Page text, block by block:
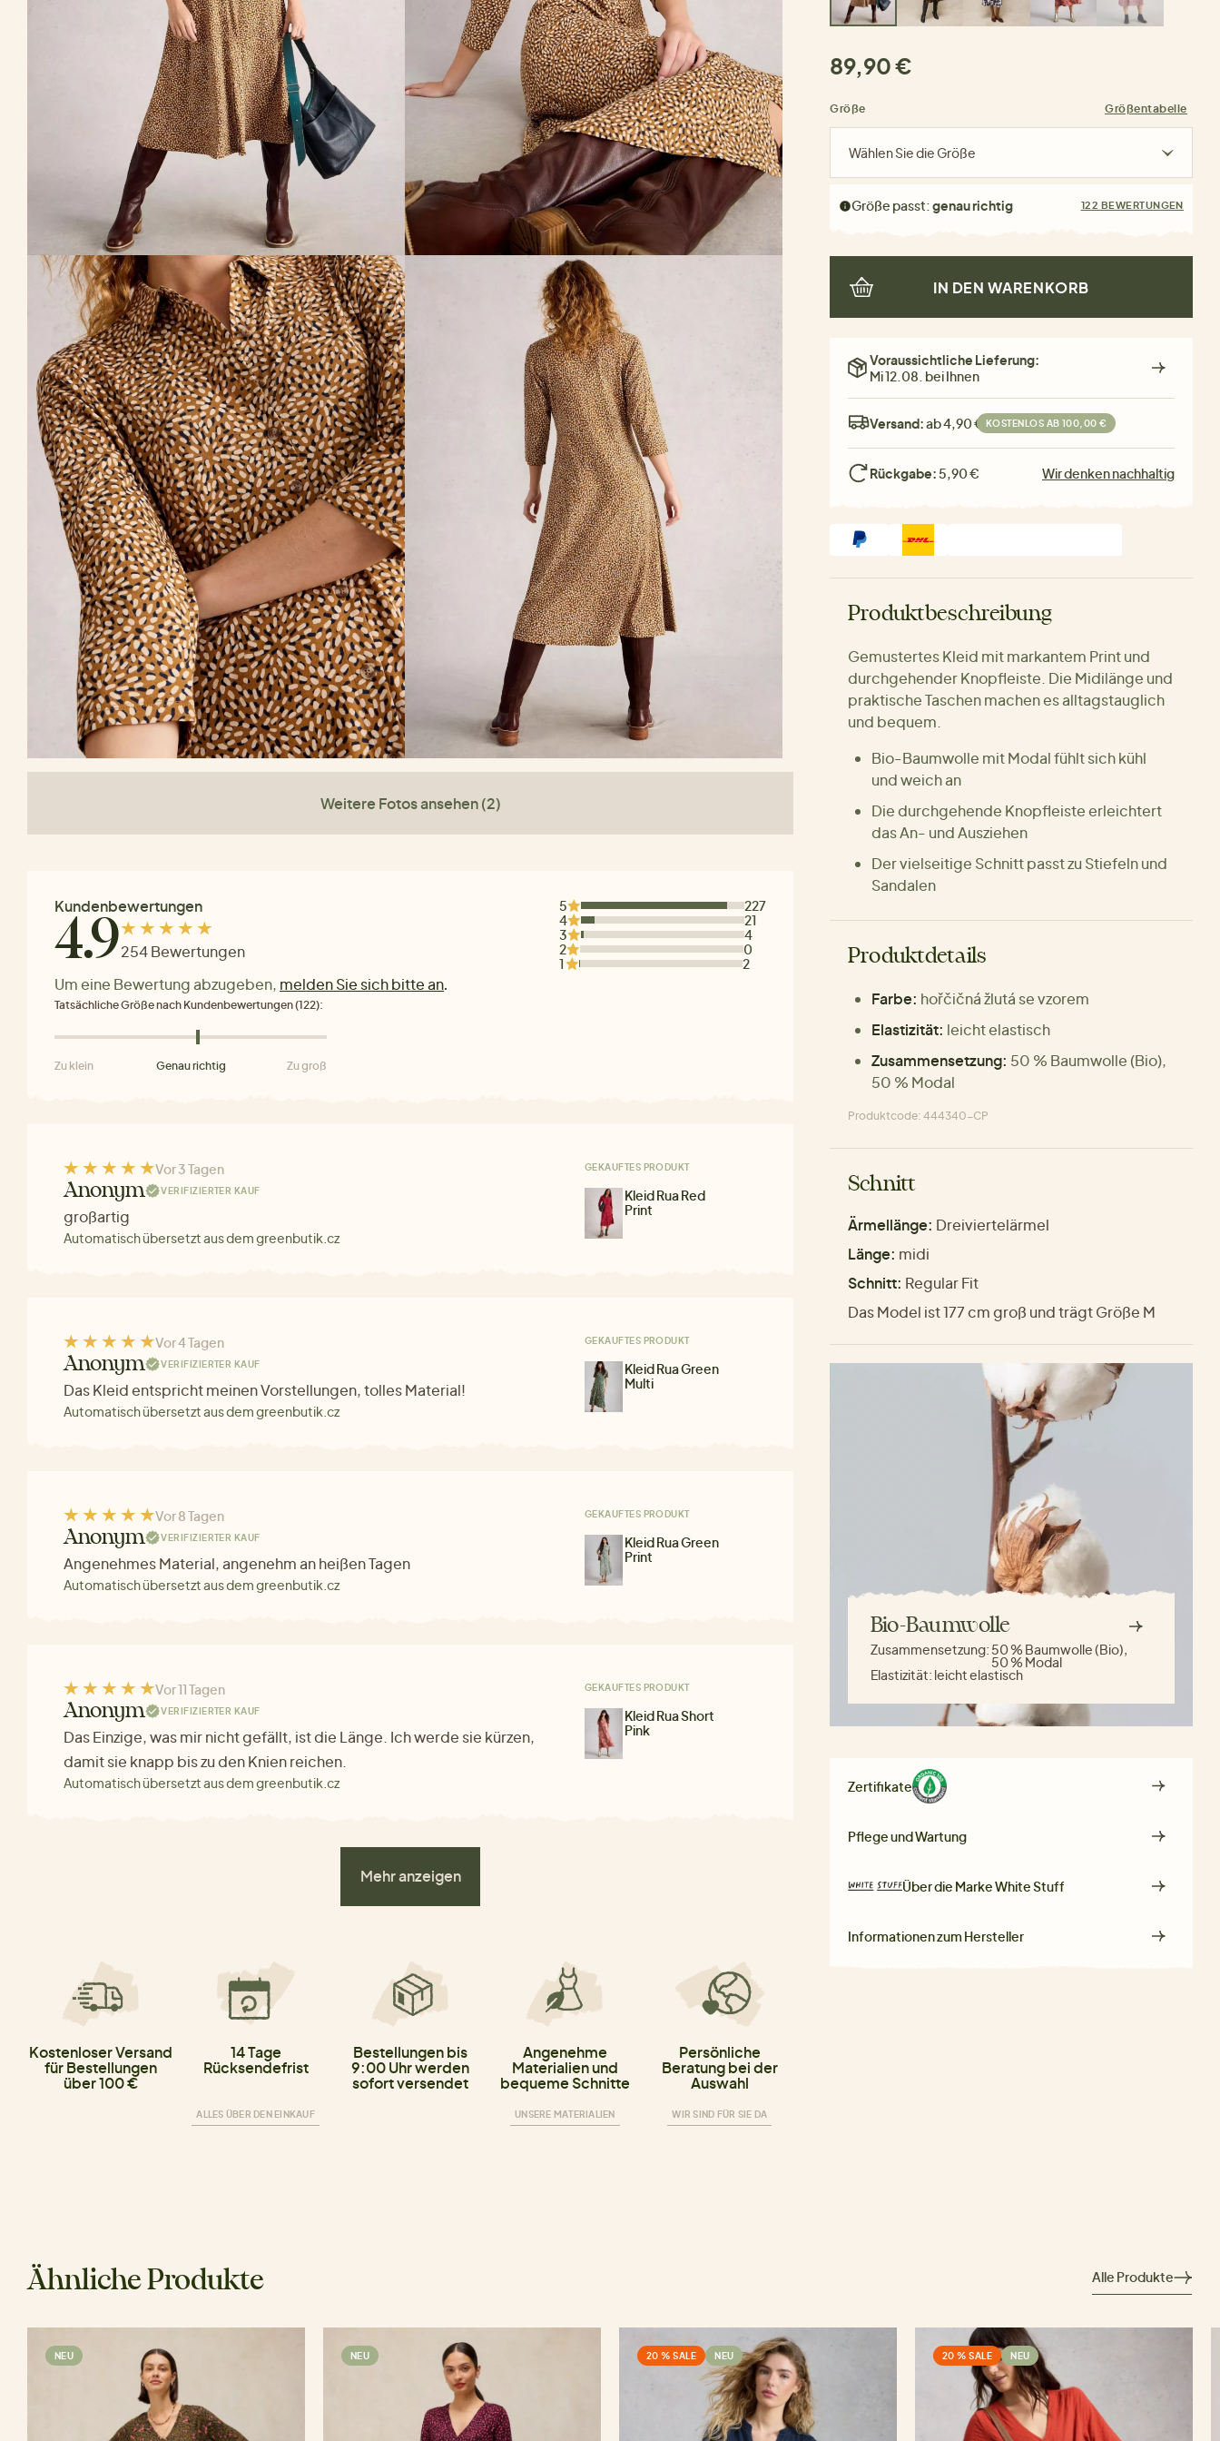
Weitere Fotos ansehen (2)
Kundenbewertungen
4.9254 Bewertungen
Um eine Bewertung abzugeben, melden Sie sich bitte an.
5
227
4
21
3
4
2
0
1
2
Tatsächliche Größe nach Kundenbewertungen (122):
Zu klein Genau richtig Zu groß
Vor 3 Tagen
Anonym VERIFIZIERTER KAUF
großartig
Automatisch übersetzt aus dem greenbutik.cz
GEKAUFTES PRODUKT
Kleid Rua Red
Print
Vor 4 Tagen
Anonym VERIFIZIERTER KAUF
Das Kleid entspricht meinen Vorstellungen, tolles Material!
Automatisch übersetzt aus dem greenbutik.cz
GEKAUFTES PRODUKT
Kleid Rua Green
Multi
Vor 8 Tagen
Anonym VERIFIZIERTER KAUF
Angenehmes Material, angenehm an heißen Tagen
Automatisch übersetzt aus dem greenbutik.cz
GEKAUFTES PRODUKT
Kleid Rua Green
Print
Vor 11 Tagen
Anonym VERIFIZIERTER KAUF
Das Einzige, was mir nicht gefällt, ist die Länge. Ich werde sie kürzen,
damit sie knapp bis zu den Knien reichen.
Automatisch übersetzt aus dem greenbutik.cz
GEKAUFTES PRODUKT
Kleid Rua Short
Pink
Mehr anzeigen
Kostenloser Versand
für Bestellungen
über 100 €
14 Tage
Rücksendefrist
ALLES ÜBER DEN EINKAUF
Bestellungen bis
9:00 Uhr werden
sofort versendet
Angenehme
Materialien und
bequeme Schnitte
UNSERE MATERIALIEN
Persönliche
Beratung bei der
Auswahl
WIR SIND FÜR SIE DA
89,90 €
Größe Größentabelle
Wählen Sie die Größe
Größe passt:genau richtig 122 BEWERTUNGEN
IN DEN WARENKORB
Voraussichtliche Lieferung:
Mi 12.08. bei Ihnen
Versand:ab 4,90 € KOSTENLOS AB 100,00 €
Rückgabe: 5,90 € Wir denken nachhaltig
Produktbeschreibung
Gemustertes Kleid mit markantem Print und
durchgehender Knopfleiste. Die Midilänge und
praktische Taschen machen es alltagstauglich
und bequem.
Bio-Baumwolle mit Modal fühlt sich kühl
und weich an
Die durchgehende Knopfleiste erleichtert
das An- und Ausziehen
Der vielseitige Schnitt passt zu Stiefeln und
Sandalen
Produktdetails
Farbe: hořčičná žlutá se vzorem
Elastizität: leicht elastisch
Zusammensetzung: 50 % Baumwolle (Bio),
50 % Modal
Produktcode: 444340-CP
Schnitt
Ärmellänge: Dreiviertelärmel
Länge: midi
Schnitt: Regular Fit
Das Model ist 177 cm groß und trägt Größe M
Bio-Baumwolle
Zusammensetzung: 50 % Baumwolle (Bio),
50 % Modal
Elastizität: leicht elastisch
Zertifikate
Pflege und Wartung
Über die MarkeWhite Stuff
Informationen zum Hersteller
Ähnliche Produkte Alle Produkte
NEU NEU 20 % SALE NEU 20 % SALE NEU